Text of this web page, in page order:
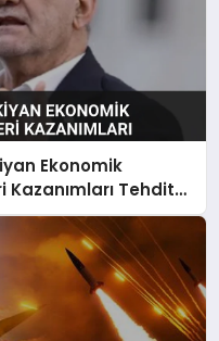
Ekonomik
Tehdit